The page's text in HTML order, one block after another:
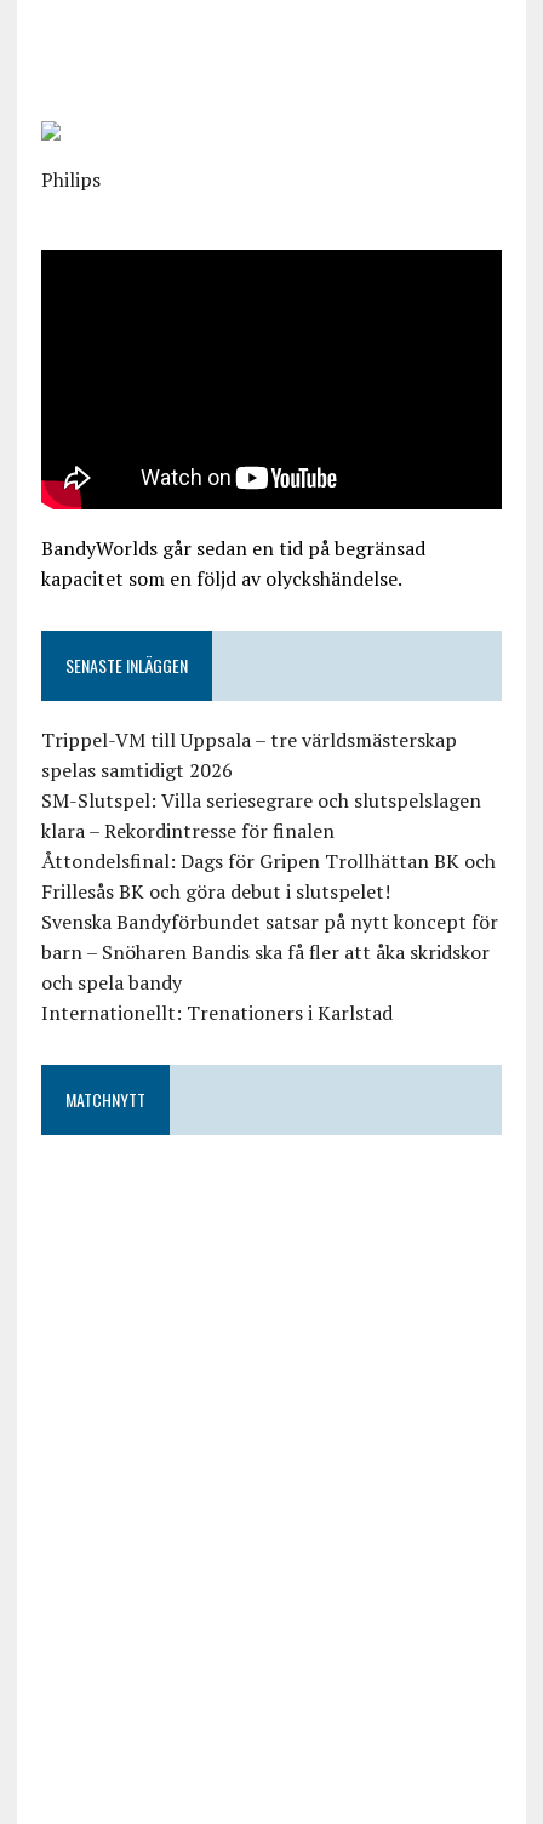
Philips
BandyWorlds går sedan en tid på begränsad
kapacitet som en följd av olyckshändelse.
SENASTE INLÄGGEN
Trippel-VM till Uppsala – tre världsmästerskap
spelas samtidigt 2026
SM-Slutspel: Villa seriesegrare och slutspelslagen
klara – Rekordintresse för finalen
Åttondelsfinal: Dags för Gripen Trollhättan BK och
Frillesås BK och göra debut i slutspelet!
Svenska Bandyförbundet satsar på nytt koncept för
barn – Snöharen Bandis ska få fler att åka skridskor
och spela bandy
Internationellt: Trenationers i Karlstad
MATCHNYTT